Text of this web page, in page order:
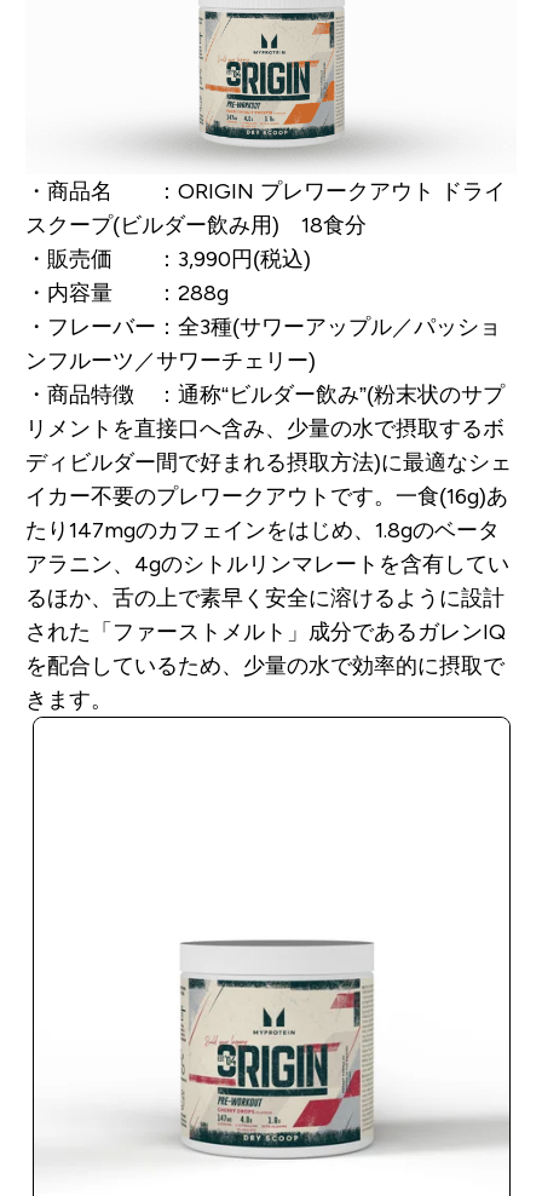
・商品名 ：ORIGIN プレワークアウト ドライ
スクープ(ビルダー飲み用) 18食分
・販売価 ：3,990円(税込)
・内容量 ：288g
・フレーバー：全3種(サワーアップル／パッショ
ンフルーツ／サワーチェリー)
・商品特徴 ：通称“ビルダー飲み”(粉末状のサプ
リメントを直接口へ含み、少量の水で摂取するボ
ディビルダー間で好まれる摂取方法)に最適なシェ
イカー不要のプレワークアウトです。一食(16g)あ
たり147mgのカフェインをはじめ、1.8gのベータ
アラニン、4gのシトルリンマレートを含有してい
るほか、舌の上で素早く安全に溶けるように設計
された「ファーストメルト」成分であるガレンIQ
を配合しているため、少量の水で効率的に摂取で
きます。